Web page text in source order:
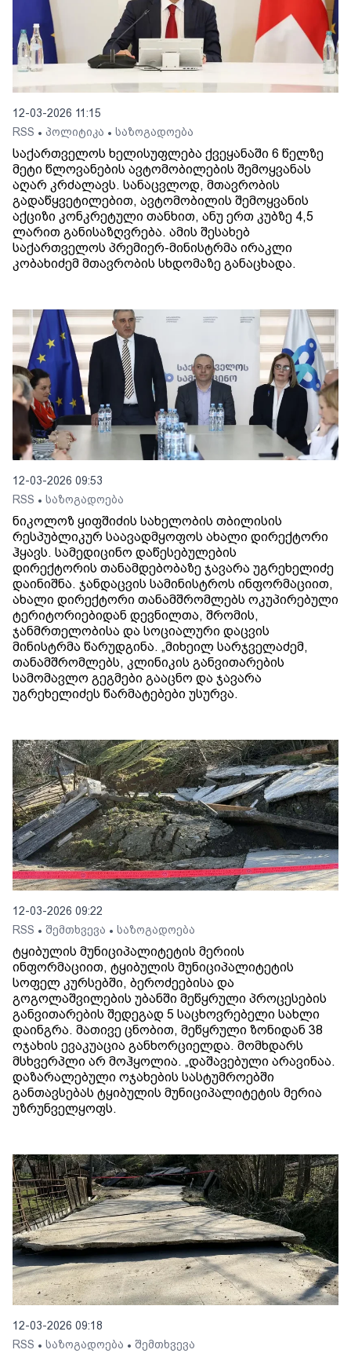
12-03-2026 11:15
RSS • პოლიტიკა • საზოგადოება
საქართველოს ხელისუფლება ქვეყანაში 6 წელზე
მეტი წლოვანების ავტომობილების შემოყვანას
აღარ კრძალავს. სანაცვლოდ, მთავრობის
გადაწყვეტილებით, ავტომობილის შემოყვანის
აქციზი კონკრეტული თანხით, ანუ ერთ კუბზე 4,5
ლარით განისაზღვრება. ამის შესახებ
საქართველოს პრემიერ-მინისტრმა ირაკლი
კობახიძემ მთავრობის სხდომაზე განაცხადა.
12-03-2026 09:53
RSS • საზოგადოება
ნიკოლოზ ყიფშიძის სახელობის თბილისის
რესპუბლიკურ საავადმყოფოს ახალი დირექტორი
ჰყავს. სამედიცინო დაწესებულების
დირექტორის თანამდებობაზე ჯავარა უგრეხელიძე
დაინიშნა. ჯანდაცვის სამინისტროს ინფორმაციით,
ახალი დირექტორი თანამშრომლებს ოკუპირებული
ტერიტორიებიდან დევნილთა, შრომის,
ჯანმრთელობისა და სოციალური დაცვის
მინისტრმა წარუდგინა. „მიხეილ სარჯველაძემ,
თანამშრომლებს, კლინიკის განვითარების
სამომავლო გეგმები გააცნო და ჯავარა
უგრეხელიძეს წარმატებები უსურვა.
12-03-2026 09:22
RSS • შემთხვევა • საზოგადოება
ტყიბულის მუნიციპალიტეტის მერიის
ინფორმაციით, ტყიბულის მუნიციპალიტეტის
სოფელ კურსებში, ბეროძეებისა და
გოგოლაშვილების უბანში მეწყრული პროცესების
განვითარების შედეგად 5 საცხოვრებელი სახლი
დაინგრა. მათივე ცნობით, მეწყრული ზონიდან 38
ოჯახის ევაკუაცია განხორციელდა. მომხდარს
მსხვერპლი არ მოჰყოლია. „დაშავებული არავინაა.
დაზარალებული ოჯახების სასტუმროებში
განთავსებას ტყიბულის მუნიციპალიტეტის მერია
უზრუნველყოფს.
12-03-2026 09:18
RSS • საზოგადოება • შემთხვევა